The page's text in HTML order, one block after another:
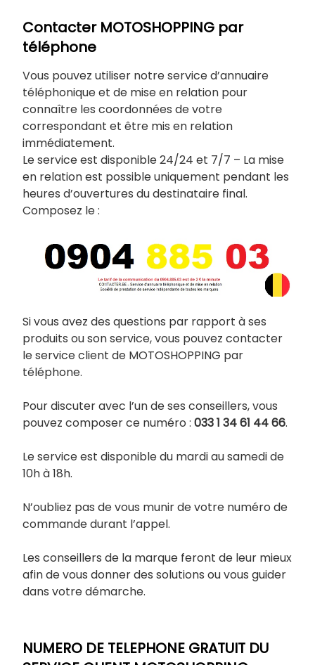
Contacter MOTOSHOPPING par
téléphone
Vous pouvez utiliser notre service d’annuaire
téléphonique et de mise en relation pour
connaître les coordonnées de votre
correspondant et être mis en relation
immédiatement.
Le service est disponible 24/24 et 7/7 – La mise
en relation est possible uniquement pendant les
heures d’ouvertures du destinataire final.
Composez le :
Si vous avez des questions par rapport à ses
produits ou son service, vous pouvez contacter
le service client de MOTOSHOPPING par
téléphone.
Pour discuter avec l’un de ses conseillers, vous
pouvez composer ce numéro : 0331 34 61 44 66.
Le service est disponible du mardi au samedi de
10h à 18h.
N’oubliez pas de vous munir de votre numéro de
commande durant l’appel.
Les conseillers de la marque feront de leur mieux
afin de vous donner des solutions ou vous guider
dans votre démarche.
NUMERO DE TELEPHONE GRATUIT DU